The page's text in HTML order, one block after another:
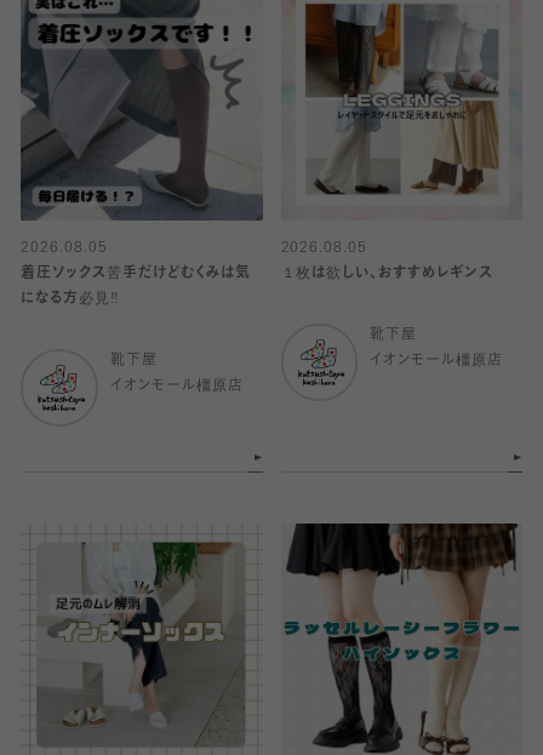
2026.08.05
着圧ソックス苦手だけどむくみは気
になる方必見‼️
靴下屋
イオンモール橿原店
2026.08.05
１枚は欲しい、おすすめレギンス
靴下屋
イオンモール橿原店